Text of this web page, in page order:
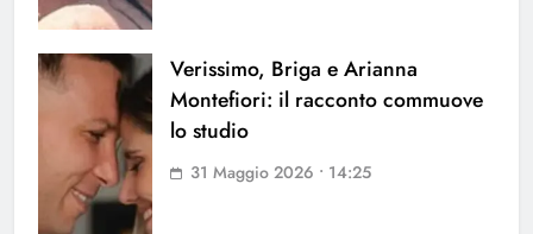
Verissimo, Briga e Arianna
Montefiori: il racconto commuove
lo studio
31 Maggio 2026 • 14:25